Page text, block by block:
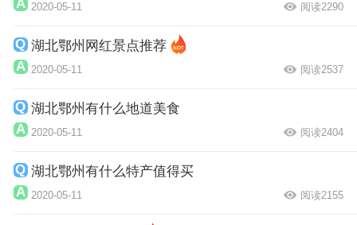
2020-05-11 阅读2290
湖北鄂州网红景点推荐
2020-05-11 阅读2537
湖北鄂州有什么地道美食
2020-05-11 阅读2404
湖北鄂州有什么特产值得买
2020-05-11 阅读2155